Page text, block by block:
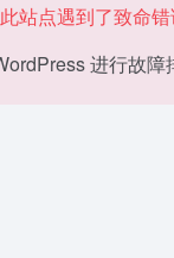
此站点遇到了致命错
进行故障